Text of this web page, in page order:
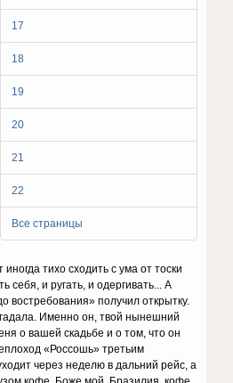
17
18
19
20
21
22
Все страницы
тихо сходить с ума от тоски
себя, и ругать, и одергивать... А
востребования» получил открытку.
Именно он, твой нынешний
о вашей скадьбе и о том, что он
«Россошь» третьим
через неделю в дальний рейс, а